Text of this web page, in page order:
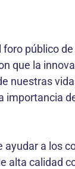
foro público
que la
nuestras
importancia
ayudar a los
alta calidad